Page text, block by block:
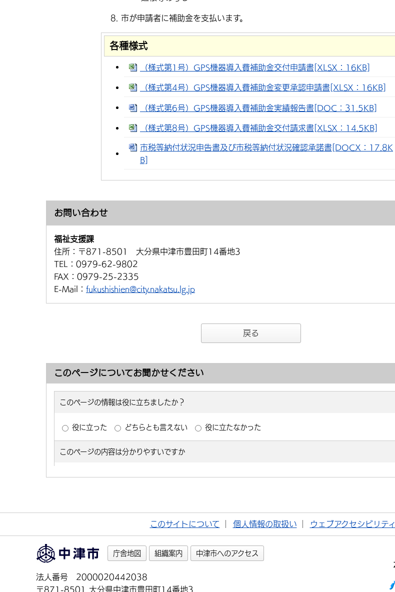
市が申請者に補助金を支払います。
各種様式
（様式第1号）GPS機器導入費補助金交付申請書[XLSX：16KB]
（様式第4号）GPS機器導入費補助金変更承認申請書[XLSX：16KB]
（様式第6号）GPS機器導入費補助金実績報告書[DOC：31.5KB]
（様式第8号）GPS機器導入費補助金交付請求書[XLSX：14.5KB]
市税等納付状況申告書及び市税等納付状況確認承諾書[DOCX：17.8K
B]
お問い合わせ
福祉支援課
住所： 〒871-8501 大分県中津市豊田町14番地3
TEL： 0979-62-9802
FAX： 0979-25-2335
E-Mail： fukushishien@city.nakatsu.lg.jp
戻る
このページについてお聞かせください
このサイトについて 個人情報の取扱い ウェブアクセシビリティ
庁舎地図 組織案内 中津市へのアクセス
法人番号 2000020442038
〒871-8501 大分県中津市豊田町14番地3